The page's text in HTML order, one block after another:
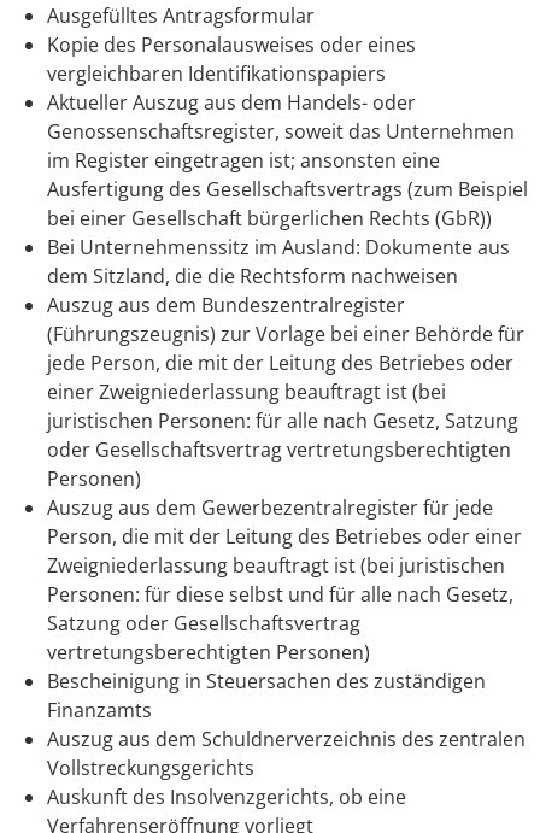
Ausgefülltes Antragsformular
Kopie des Personalausweises oder eines
vergleichbaren Identifikationspapiers
Aktueller Auszug aus dem Handels- oder
Genossenschaftsregister, soweit das Unternehmen
im Register eingetragen ist; ansonsten eine
Ausfertigung des Gesellschaftsvertrags (zum Beispiel
bei einer Gesellschaft bürgerlichen Rechts (GbR))
Bei Unternehmenssitz im Ausland: Dokumente aus
dem Sitzland, die die Rechtsform nachweisen
Auszug aus dem Bundeszentralregister
(Führungszeugnis) zur Vorlage bei einer Behörde für
jede Person, die mit der Leitung des Betriebes oder
einer Zweigniederlassung beauftragt ist (bei
juristischen Personen: für alle nach Gesetz, Satzung
oder Gesellschaftsvertrag vertretungsberechtigten
Personen)
Auszug aus dem Gewerbezentralregister für jede
Person, die mit der Leitung des Betriebes oder einer
Zweigniederlassung beauftragt ist (bei juristischen
Personen: für diese selbst und für alle nach Gesetz,
Satzung oder Gesellschaftsvertrag
vertretungsberechtigten Personen)
Bescheinigung in Steuersachen des zuständigen
Finanzamts
Auszug aus dem Schuldnerverzeichnis des zentralen
Vollstreckungsgerichts
Auskunft des Insolvenzgerichts, ob eine
Verfahrenseröffnung vorliegt